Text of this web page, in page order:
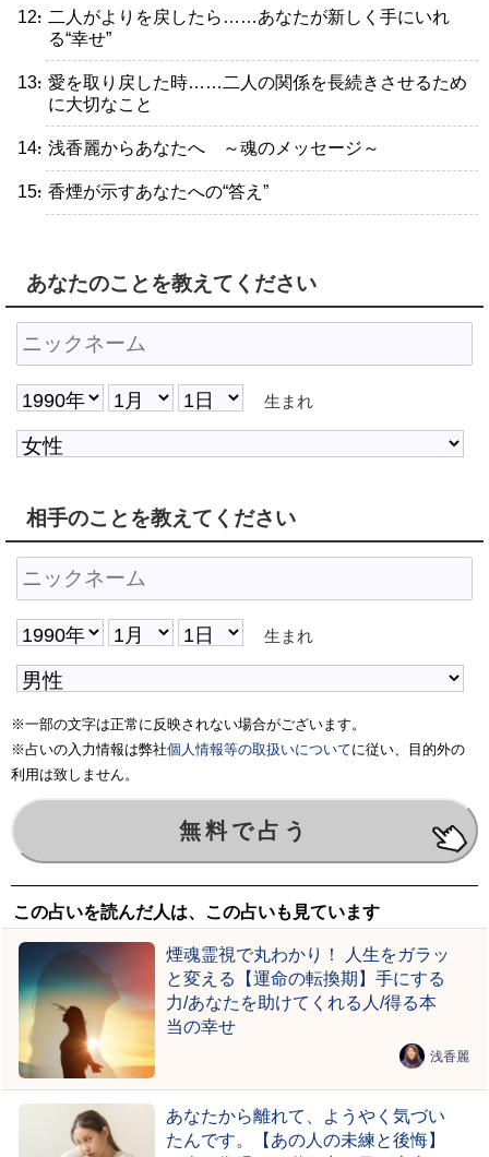
・二人がよりを戻したら……あなたが新しく手にいれ
る“幸せ”
・愛を取り戻した時……二人の関係を長続きさせるため
に大切なこと
・浅香麗からあなたへ ～魂のメッセージ～
・香煙が示すあなたへの“答え”
あなたのことを教えてください
生まれ
相手のことを教えてください
生まれ
※一部の文字は正常に反映されない場合がございます。
※占いの入力情報は弊社個人情報等の取扱いについてに従い、目的外の
利用は致しません。
この占いを読んだ人は、この占いも見ています
煙魂霊視で丸わかり！ 人生をガラッ
と変える【運命の転換期】手にする
力/あなたを助けてくれる人/得る本
当の幸せ
浅香麗
あなたから離れて、ようやく気づい
たんです。【あの人の未練と後悔】